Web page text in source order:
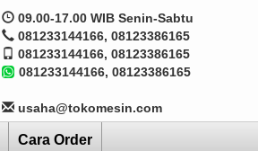
09.00-17.00 WIB Senin-Sabtu
081233144166, 08123386165
081233144166, 08123386165
081233144166, 08123386165
usaha@tokomesin.com
Cara Order